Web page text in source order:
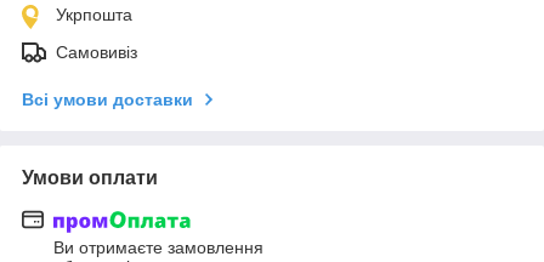
Укрпошта
Самовивіз
Всі умови доставки
Умови оплати
Ви отримаєте замовлення